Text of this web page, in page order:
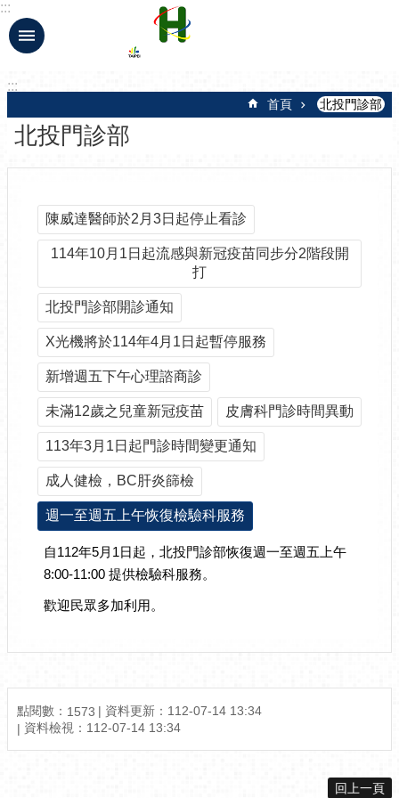
跳到主要內容區塊
:::
:::
首頁 北投門診部
北投門診部
陳威達醫師於2月3日起停止看診
114年10月1日起流感與新冠疫苗同步分2階段開
打
北投門診部開診通知
X光機將於114年4月1日起暫停服務
新增週五下午心理諮商診
未滿12歲之兒童新冠疫苗 皮膚科門診時間異動
113年3月1日起門診時間變更通知
成人健檢，BC肝炎篩檢
週一至週五上午恢復檢驗科服務
自112年5月1日起，北投門診部恢復週一至週五上午
8:00-11:00 提供檢驗科服務。
歡迎民眾多加利用。
點閱數： 1573 資料更新： 112-07-14 13:34
資料檢視： 112-07-14 13:34
回上一頁